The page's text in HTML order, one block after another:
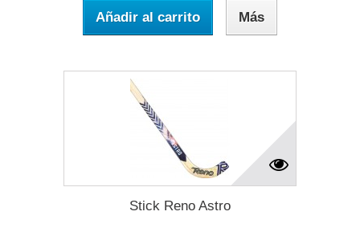
Añadir al carrito Más
Stick Reno Astro